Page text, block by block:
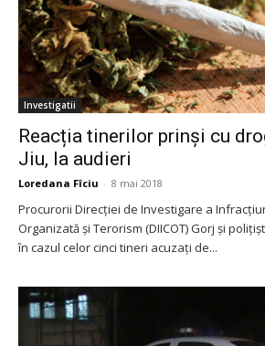
Investigatii
Reacția tinerilor prinși cu
Jiu, la audieri
Loredana Fîciu - 8 mai 2018
Procurorii Direcției de Investigare a
Organizată și Terorism (DIICOT) Gorj și
în cazul celor cinci tineri acuzați de...